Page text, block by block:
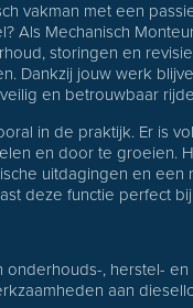
vakman met een
Als Mechanisch
storingen en
Dankzij jouw werk
en betrouwbaar
in de praktijk. Er is
en door te groeien.
uitdagingen en een
deze functie perfect
onderhouds-, herstel- en
aan